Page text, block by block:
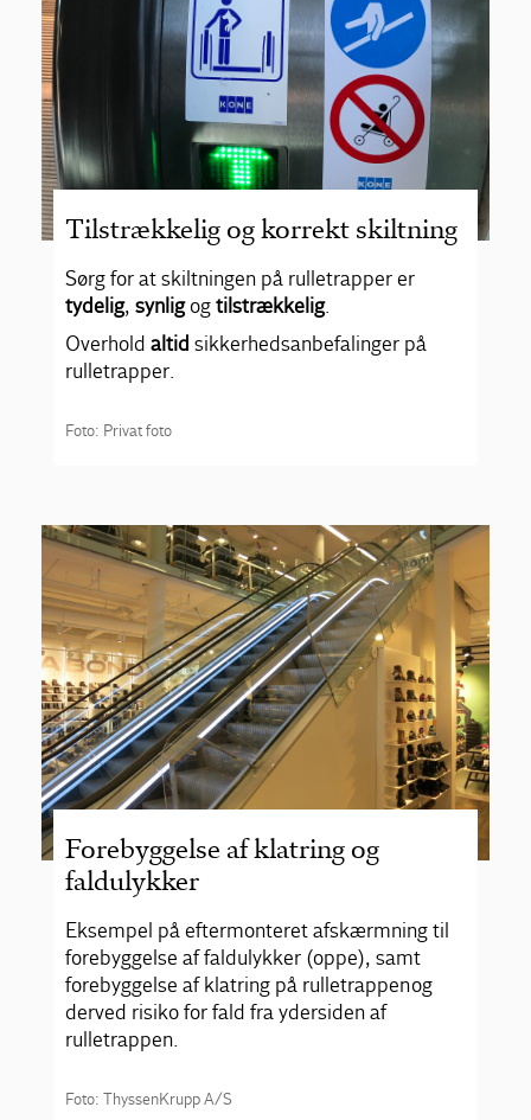
Tilstrækkelig og korrekt skiltning
Sørg for at skiltningen på rulletrapper er
tydelig, synligogtilstrækkelig.
Overhold altid sikkerhedsanbefalinger på
rulletrapper.
Foto: Privat foto
Forebyggelse af klatring og
faldulykker
Eksempel på eftermonteret afskærmning til
forebyggelse af faldulykker (oppe), samt
forebyggelse af klatring på rulletrappen og
derved risiko for fald fra ydersiden af
rulletrappen.
Foto: ThyssenKrupp A/S